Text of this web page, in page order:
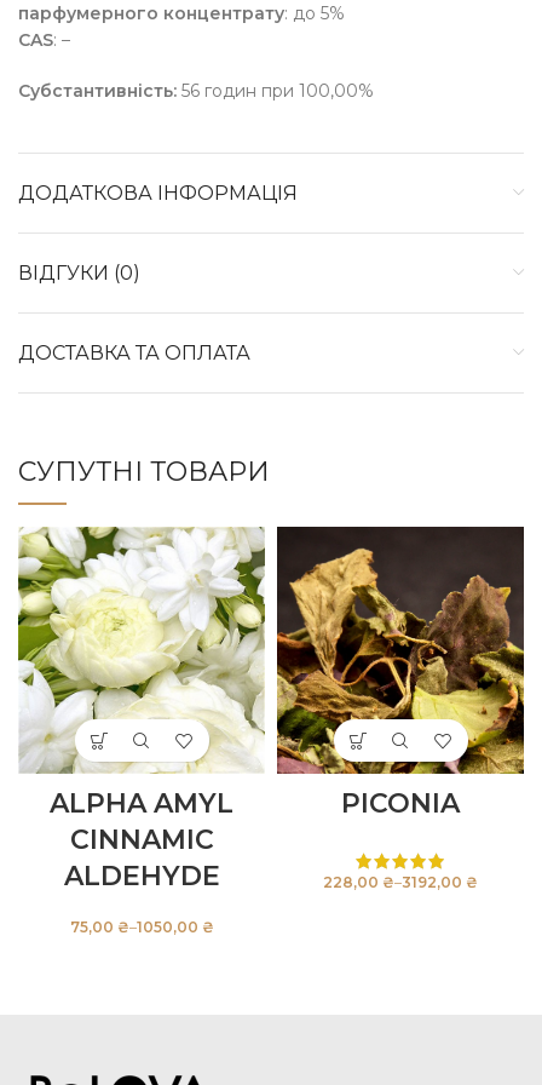
парфумерного концентрату: до 5%
CAS: –
Субстантивність: 56 годин при 100,00%
ДОДАТКОВА ІНФОРМАЦІЯ
ВІДГУКИ (0)
ДОСТАВКА ТА ОПЛАТА
СУПУТНІ ТОВАРИ
ALPHA AMYL
CINNAMIC
ALDEHYDE
₴ ₴
PICONIA
₴ ₴